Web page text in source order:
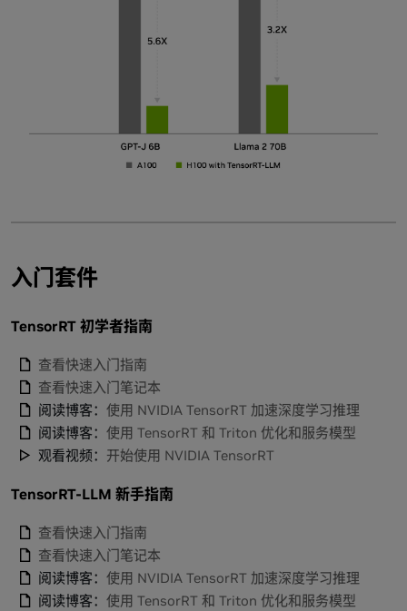
入门套件
TensorRT 初学者指南
查看快速入门指南
查看快速入门笔记本
阅读博客： 使用 NVIDIA TensorRT 加速深度学习推理
阅读博客： 使用 TensorRT 和 Triton 优化和服务模型
观看视频： 开始使用 NVIDIA TensorRT
TensorRT-LLM 新手指南
查看快速入门指南
查看快速入门笔记本
阅读博客： 使用 NVIDIA TensorRT 加速深度学习推理
阅读博客： 使用 TensorRT 和 Triton 优化和服务模型